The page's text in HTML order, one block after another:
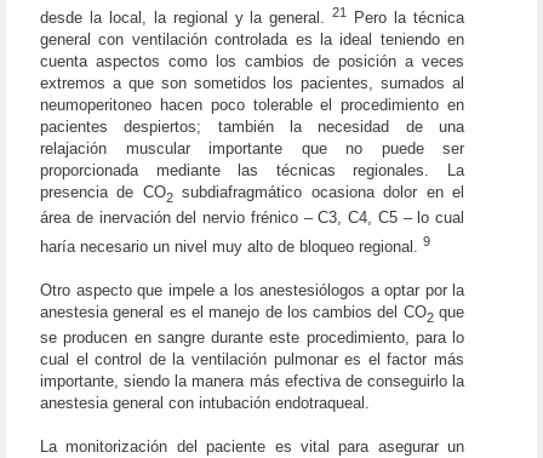
desde la local, la regional y la general.21
Pero la técnica
general con ventilación controlada es la ideal teniendo en
cuenta aspectos como los cambios de posición a veces
extremos a que son sometidos los pacientes, sumados al
neumoperitoneo hacen poco tolerable el procedimiento en
pacientes despiertos; también la necesidad de una
relajación muscular importante que no puede ser
proporcionada mediante las técnicas regionales. La
presencia de CO2subdiafragmático ocasiona dolor en el
área de inervación del nervio frénico – C3, C4, C5 – lo cual
haría necesario un nivel muy alto de bloqueo regional.
9
Otro aspecto que impele a los anestesiólogos a optar por la
anestesia general es el manejo de los cambios del CO2que
se producen en sangre durante este procedimiento, para lo
cual el control de la ventilación pulmonar es el factor más
importante, siendo la manera más efectiva de conseguirlo la
anestesia general con intubación endotraqueal.
La monitorización del paciente es vital para asegurar un